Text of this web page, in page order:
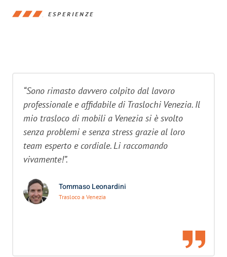
ESPERIENZE
“Sono rimasto davvero colpito dal lavoro
professionale e affidabile di Traslochi Venezia. Il
mio trasloco di mobili a Venezia si è svolto
senza problemi e senza stress grazie al loro
team esperto e cordiale. Li raccomando
vivamente!”.
Tommaso Leonardini
Trasloco a Venezia